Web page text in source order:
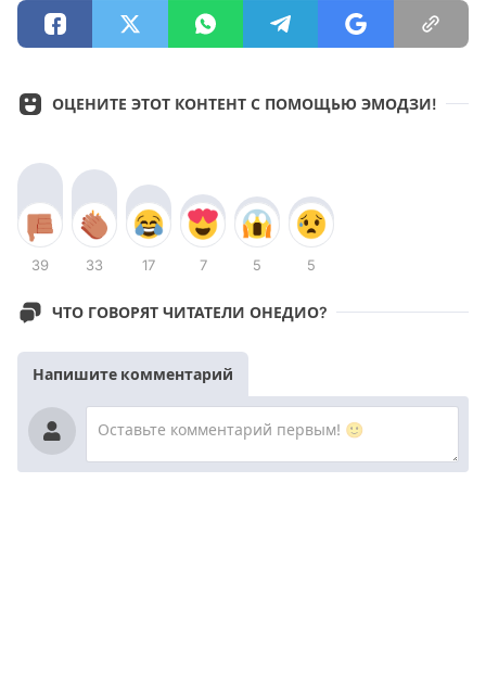
ОЦЕНИТЕ ЭТОТ КОНТЕНТ С ПОМОЩЬЮ ЭМОДЗИ!
39 33 17 7 5 5
ЧТО ГОВОРЯТ ЧИТАТЕЛИ ОНЕДИО?
Напишите комментарий